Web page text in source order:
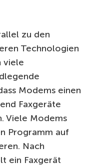
zu den
Technologien
viele
Modems einen
Faxgeräte
Viele Modems
Programm auf
Nach
ein Faxgerät